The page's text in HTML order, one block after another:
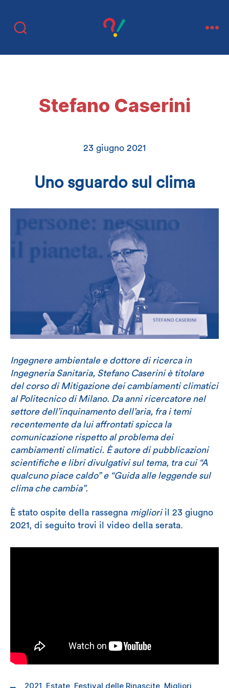
di
Stefano Caserini
23 giugno 2021
Uno sguardo sul clima
Ingegnere ambientale e dottore di ricerca in
Ingegneria Sanitaria, Stefano Caserini è titolare
del corso di Mitigazione dei cambiamenti climatici
al Politecnico di Milano. Da anni ricercatore nel
settore dell’inquinamento dell’aria, fra i temi
recentemente da lui affrontati spicca la
comunicazione rispetto al problema dei
cambiamenti climatici. È autore di pubblicazioni
scientifiche e libri divulgativi sul tema, tra cui “A
qualcuno piace caldo” e “Guida alle leggende sul
clima che cambia”.
È stato ospite della rassegna miglioriil 23 giugno
2021, di seguito trovi il video della serata.
2021 Estate Festival delle Rinascite Migliori